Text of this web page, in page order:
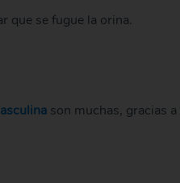
que se fugue la orina.
son muchas, gracias